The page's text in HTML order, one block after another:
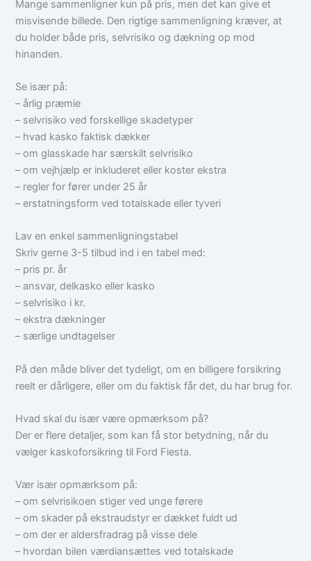
Mange sammenligner kun på pris, men det kan give et
misvisende billede. Den rigtige sammenligning kræver, at
du holder både pris, selvrisiko og dækning op mod
hinanden.
Se især på:
– årlig præmie
– selvrisiko ved forskellige skadetyper
– hvad kasko faktisk dækker
– om glasskade har særskilt selvrisiko
– om vejhjælp er inkluderet eller koster ekstra
– regler for fører under 25 år
– erstatningsform ved totalskade eller tyveri
Lav en enkel sammenligningstabel
Skriv gerne 3-5 tilbud ind i en tabel med:
– pris pr. år
– ansvar, delkasko eller kasko
– selvrisiko i kr.
– ekstra dækninger
– særlige undtagelser
På den måde bliver det tydeligt, om en billigere forsikring
reelt er dårligere, eller om du faktisk får det, du har brug for.
Hvad skal du især være opmærksom på?
Der er flere detaljer, som kan få stor betydning, når du
vælger kaskoforsikring til Ford Fiesta.
Vær især opmærksom på:
– om selvrisikoen stiger ved unge førere
– om skader på ekstraudstyr er dækket fuldt ud
– om der er aldersfradrag på visse dele
– hvordan bilen værdiansættes ved totalskade